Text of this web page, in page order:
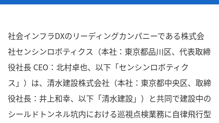
社会インフラDXのリーディングカンパニーである株式会
社センシンロボティクス（本社：東京都品川区、代表取締
役社長 CEO：北村卓也、以下「センシンロボティク
ス」）は、清水建設株式会社（本社：東京都中央区、取締
役社長：井上和幸、以下「清水建設」）と共同で建設中の
シールドトンネル坑内における巡視点検業務に自律飛行型